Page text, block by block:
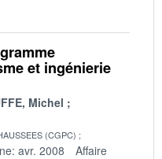
et ingénierie
Michel
(CGPC)
avr. 2008
Affaire